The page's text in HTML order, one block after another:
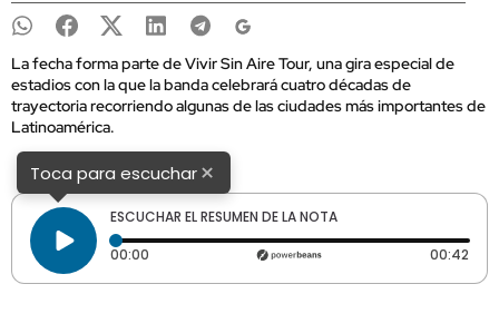
La fecha forma parte de Vivir Sin Aire Tour, una gira especial de
estadios con la que la banda celebrará cuatro décadas de
trayectoria recorriendo algunas de las ciudades más importantes de
Latinoamérica.
Toca para escuchar×
ESCUCHAR EL RESUMEN DE LA NOTA
00:00 Tiempo transcurrido: 0 segundos 00:42